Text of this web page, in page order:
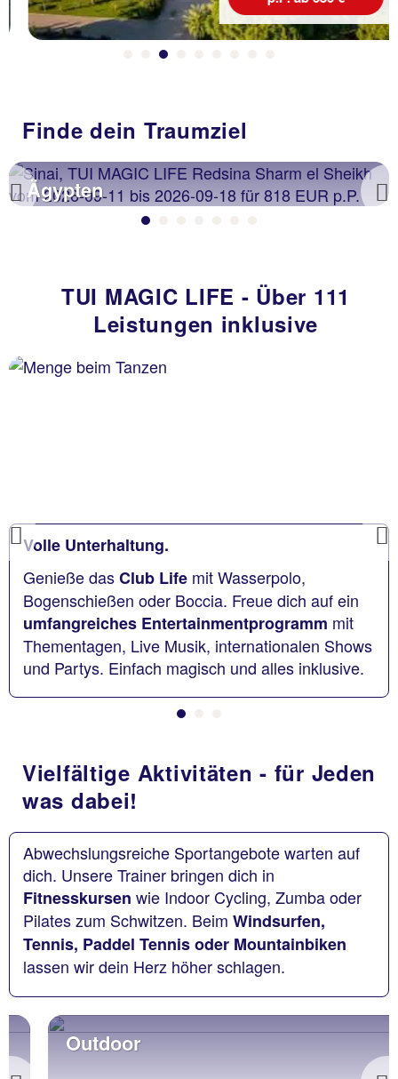
Finde dein Traumziel
Previous
Ägypten
TUI MAGIC LIFE - Über 111
Leistungen inklusive
Previous
Volle Unterhaltung.
Genieße dasClub Life mit Wasserpolo,
Bogenschießen oder Boccia. Freue dich auf ein
umfangreiches Entertainmentprogramm mit
Thementagen, Live Musik, internationalen Shows
und Partys. Einfach magisch und alles inklusive.
Vielfältige Aktivitäten - für Jeden
was dabei!
Abwechslungsreiche Sportangebote warten auf
dich. Unsere Trainer bringen dich in
Fitnesskursen wie Indoor Cycling, Zumba oder
Pilates zum Schwitzen. Beim Windsurfen,
Tennis, Paddel Tennis oder Mountainbiken
lassen wir dein Herz höher schlagen.
Outdoor